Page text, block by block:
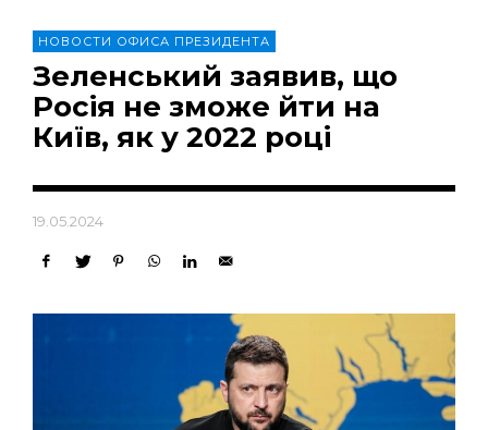
НОВОСТИ ОФИСА ПРЕЗИДЕНТА
Зеленський заявив, що
Росія не зможе йти на
Київ, як у 2022 році
19.05.2024